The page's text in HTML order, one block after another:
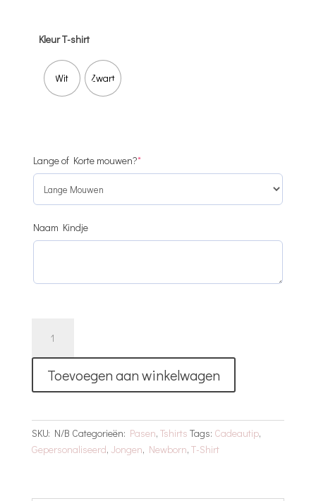
Kleur T-shirt
Wit Zwart
Lange of Korte mouwen?*(required)
Naam Kindje
|
Pasen
|
aantal
Toevoegen aan winkelwagen
SKU: N/B Categorieën: Pasen, Tshirts Tags: Cadeautip,
Gepersonaliseerd, Jongen, Newborn, T-Shirt